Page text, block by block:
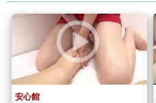
安心館